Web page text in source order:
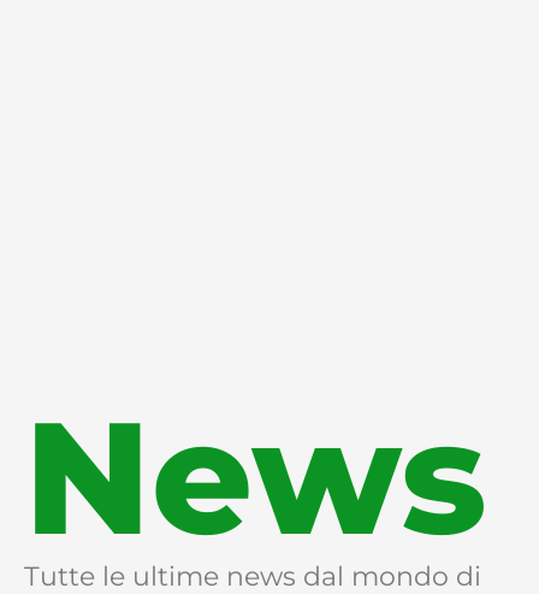
News
Tutte le ultime news dal mondo di